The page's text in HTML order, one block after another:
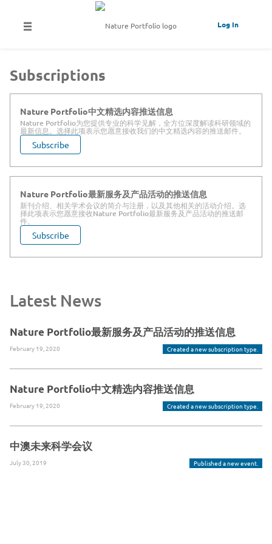
Log In
Subscriptions
Subscribe
Nature Portfolio中文精选内容推送信息
Nature Portfolio为您提供专业的科学见解，全方位深度解读科研领域的
最新信息。选择此项表示您愿意接收我们的中文精选内容的推送邮件。
Subscribe
Nature Portfolio最新服务及产品活动的推送信息
新刊介绍、相关学术会议的简介与注册，以及其他相关的活动介绍。选
择此项表示您愿意接收Nature Portfolio最新服务及产品活动的推送邮
件。
Latest News
Nature Portfolio最新服务及产品活动的推送信息
February 19, 2020 Created a new subscription type.
Nature Portfolio中文精选内容推送信息
February 19, 2020 Created a new subscription type.
中澳未来科学会议
July 30, 2019 Published a new event.